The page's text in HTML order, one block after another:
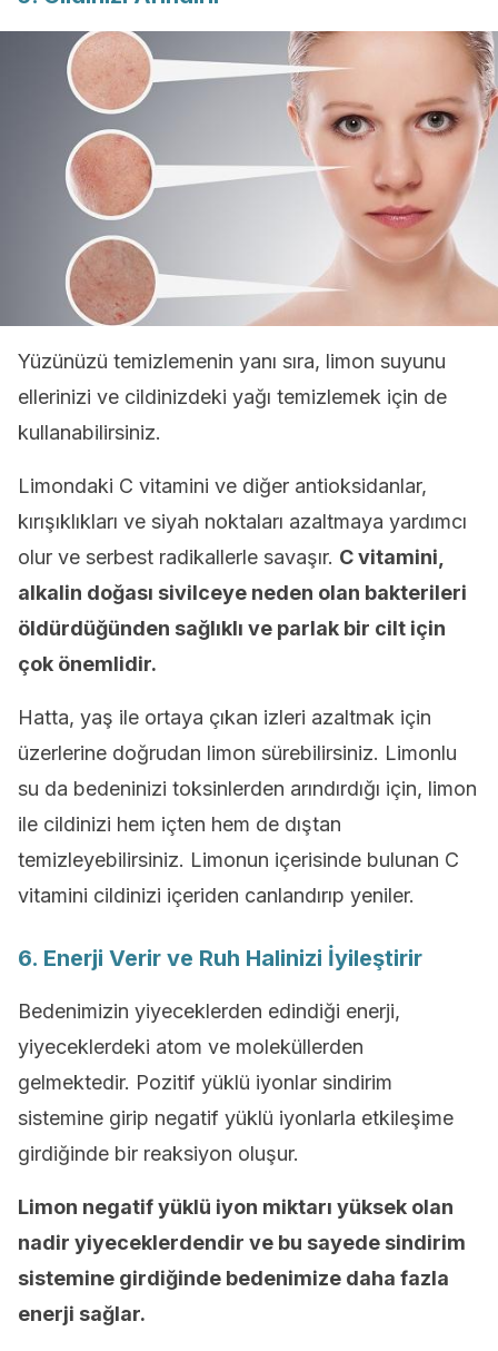
Yüzünüzü temizlemenin yanı sıra, limon suyunu
ellerinizi ve cildinizdeki yağı temizlemek için de
kullanabilirsiniz.
Limondaki C vitamini ve diğer antioksidanlar,
kırışıklıkları ve siyah noktaları azaltmaya yardımcı
olur ve serbest radikallerle savaşır. C vitamini,
alkalin doğası sivilceye neden olan bakterileri
öldürdüğünden sağlıklı ve parlak bir cilt için
çok önemlidir.
Hatta, yaş ile ortaya çıkan izleri azaltmak için
üzerlerine doğrudan limon sürebilirsiniz. Limonlu
su da bedeninizi toksinlerden arındırdığı için, limon
ile cildinizi hem içten hem de dıştan
temizleyebilirsiniz. Limonun içerisinde bulunan C
vitamini cildinizi içeriden canlandırıp yeniler.
6. Enerji Verir ve Ruh Halinizi İyileştirir
Bedenimizin yiyeceklerden edindiği enerji,
yiyeceklerdeki atom ve moleküllerden
gelmektedir. Pozitif yüklü iyonlar sindirim
sistemine girip negatif yüklü iyonlarla etkileşime
girdiğinde bir reaksiyon oluşur.
Limon negatif yüklü iyon miktarı yüksek olan
nadir yiyeceklerdendir ve bu sayede sindirim
sistemine girdiğinde bedenimize daha fazla
enerji sağlar.